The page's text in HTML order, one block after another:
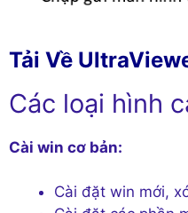
Tải Về
Các loại hình
Cài win cơ bản:
Cài đặt win mới,